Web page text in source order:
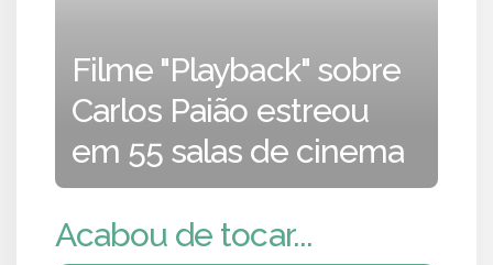
Filme "Playback" sobre
Carlos Paião estreou
em 55 salas de cinema
Acabou de tocar...